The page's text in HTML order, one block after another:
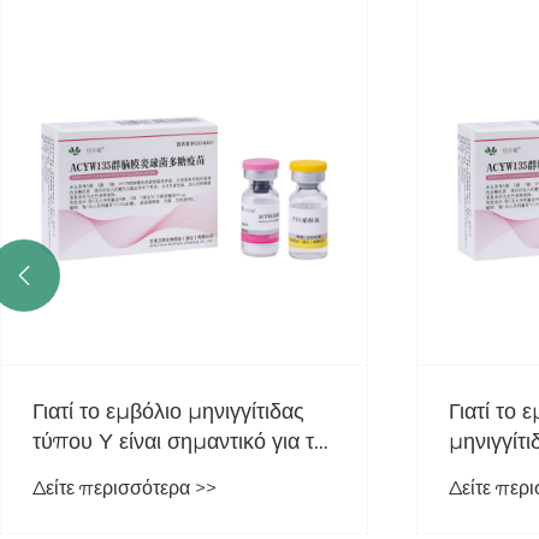
Γιατί το εμβόλιο μηνιγγίτιδας
τύπου Υ είναι σημαντικό για τη
κατά της μηνιγγιτιδοκοκκικής
Δείτε περισσότερα >>
